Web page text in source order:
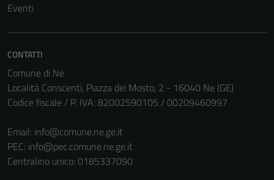
Eventi
CONTATTI
Comune di Ne
Località Conscenti, Piazza dei Mosto, 2 - 16040 Ne (GE)
Codice fiscale / P. IVA: 82002590105 / 00209460997
Email: info@comune.ne.ge.it
PEC: info@pec.comune.ne.ge.it
Centralino unico: 0185337090
del sito e non
Questi cookie
non raccolgono